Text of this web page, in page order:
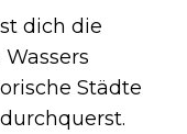
dich die
Städte